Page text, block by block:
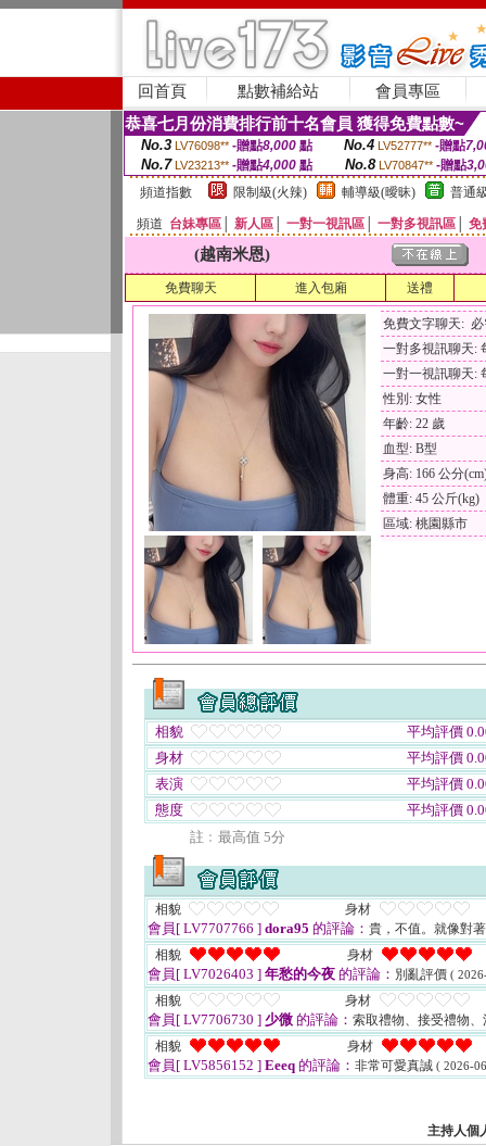
回首頁 點數補給站 會員專區
恭喜七月份消費排行前十名會員 獲得免費點數~
No.3 LV76098** -贈點8,000點 No.4 LV52777** -贈點
No.7 LV23213** -贈點4,000 點 No.8 LV70847** -贈點
頻道指數
限制級(火辣) 輔導級(曖昧) 普通
頻道 台妹專區 新人區 一對一視訊區 一對多視訊區 免
(越南米恩)
免費聊天 進入包廂 送禮
免費文字聊天:
一對多視訊聊天:
一對一視訊聊天:
性別: 女性
年齡: 22 歲
血型: B型
身高: 166 公分
體重: 45 公斤(kg)
區域: 桃園縣市
相貌
平均評價
身材
平均評價
表演
平均評價
態度
平均評價
註﹕最高值 5分
相貌 身材
會員[ LV7707766 ] dora95 的評論： 貴，不值。就像對
相貌
身材
會員[ LV7026403 ] 年愁的今夜 的評論： 別亂評價 (
相貌 身材
會員[ LV7706730 ] 少微 的評論： 索取禮物、接受禮物
相貌
身材
會員[ LV5856152 ] Eeeq 的評論： 非常可愛真誠 ( 2026-
主持人個